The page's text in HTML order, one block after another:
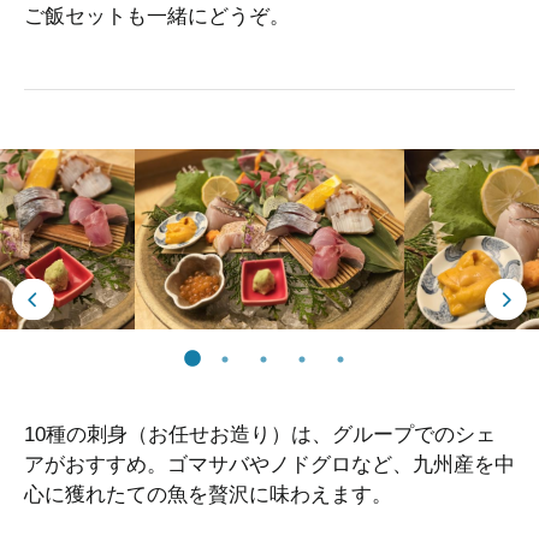
ご飯セットも一緒にどうぞ。
10種の刺身（お任せお造り）は、グループでのシェ
アがおすすめ。ゴマサバやノドグロなど、九州産を中
心に獲れたての魚を贅沢に味わえます。